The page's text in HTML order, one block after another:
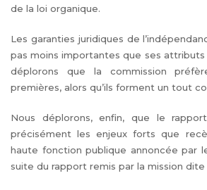
de la loi organique.
Les garanties juridiques de
pas moins importantes que ses
déplorons que la commission
premières, alors qu’ils forment un tout
Nous déplorons, enfin, que le
précisément les enjeux forts que
haute fonction publique annoncée par
suite du rapport remis par la mission dite